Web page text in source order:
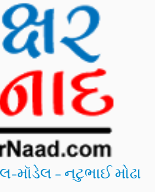
મૉડેલ – નટુભાઈ મોઢા